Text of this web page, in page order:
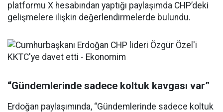
platformu X hesabından yaptığı paylaşımda CHP’deki
gelişmelere ilişkin değerlendirmelerde bulundu.
“Gündemlerinde sadece koltuk kavgası var”
Erdoğan paylaşımında, “Gündemlerinde sadece koltuk